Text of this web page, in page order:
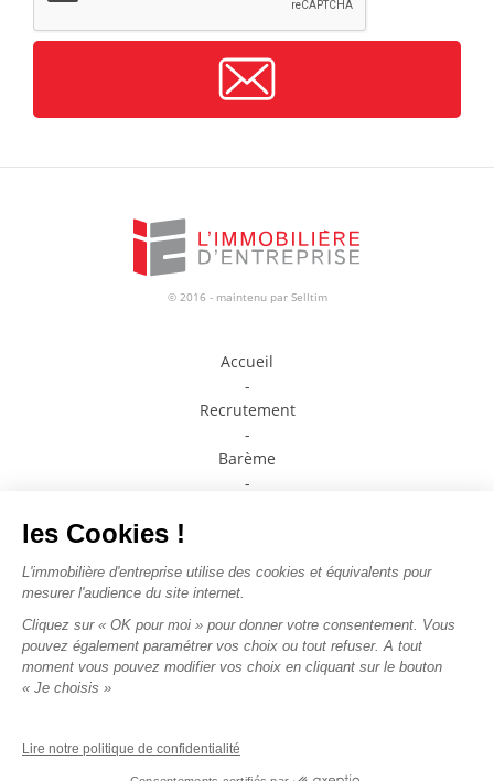
© 2016 - maintenu par Selltim
Accueil
-
Recrutement
-
Barème
-
-
Plan du site
-
Mentions légales
-
Nous suivre sur les
réseaux sociaux